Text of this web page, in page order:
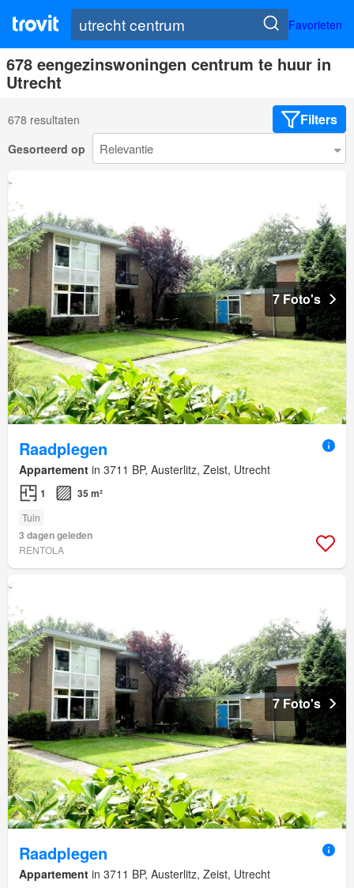
Favorieten
678 eengezinswoningen centrum te huur in
Utrecht
678 resultaten Filters
Gesorteerd op
7 Foto's
Raadplegen
Appartement in 3711 BP, Austerlitz, Zeist, Utrecht
1 35 m²
Tuin
3 dagen geleden
RENTOLA
7 Foto's
Raadplegen
Appartement in 3711 BP, Austerlitz, Zeist, Utrecht